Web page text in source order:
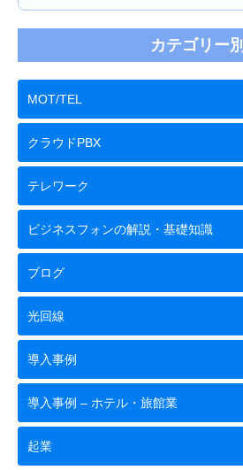
カテゴリー別
MOT/TEL
クラウドPBX
テレワーク
ビジネスフォンの解説・基礎知識
ブログ
光回線
導入事例
導入事例 – ホテル・旅館業
起業